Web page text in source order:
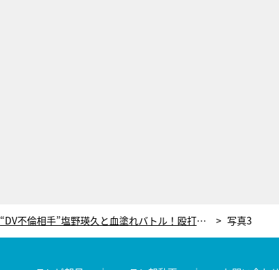
“DV不倫相手”塩野瑛久と血塗れバトル！殴打、目くらまし…“弁護士”麻生久美子が火事場の馬鹿力を発揮＜ドラマ『魔物』＞ 写真3